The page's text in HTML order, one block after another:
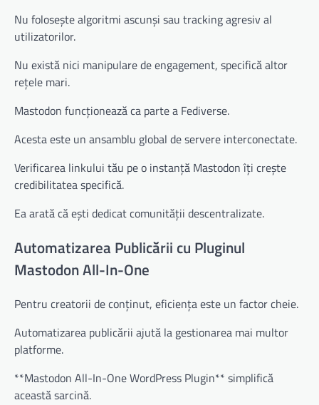
Nu folosește algoritmi ascunși sau tracking agresiv al
utilizatorilor.
Nu există nici manipulare de engagement, specifică altor
rețele mari.
Mastodon funcționează ca parte a Fediverse.
Acesta este un ansamblu global de servere interconectate.
Verificarea linkului tău pe o instanță Mastodon îți crește
credibilitatea specifică.
Ea arată că ești dedicat comunității descentralizate.
Automatizarea Publicării cu Pluginul
Mastodon All-In-One
Pentru creatorii de conținut, eficiența este un factor cheie.
Automatizarea publicării ajută la gestionarea mai multor
platforme.
**Mastodon All-In-One WordPress Plugin** simplifică
această sarcină.